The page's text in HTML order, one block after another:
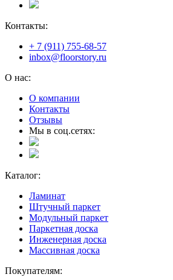
Контакты:
+ 7 (911) 755-68-57
inbox@floorstory.ru
О нас:
О компании
Контакты
Отзывы
Мы в соц.сетях:
Каталог:
Ламинат
Штучный паркет
Модульный паркет
Паркетная доска
Инженерная доска
Массивная доска
Покупателям: